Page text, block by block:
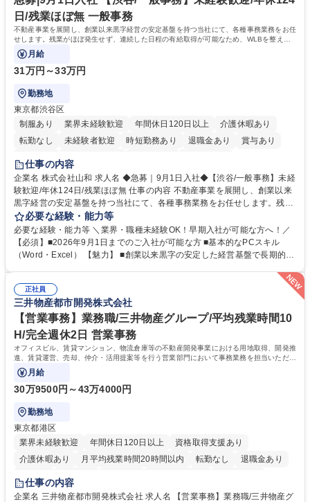
一種運転免許普通自動車
日/残業ほぼ無 一般事務
不動産事業を展開し、創業以来黒字経営の安定基盤を持つ当社にて、各種事務業務をお任
せします。残業がほぼ発生せず、連続した日程の有給取得が可能なため、WLBを整えた
い方にお勧めの環境です！
月給
31万円～33万円
勤務地
東京都渋谷区
制服あり
業界未経験歓迎 年間休日120日以上
介護休暇あり
転勤なし
未経験者歓迎 時短勤務あり 退職金あり
賞与あり
育休あり
完全週休2日制
仕事の内容
企業名 株式会社山和 求人名 ◆急募｜9月1日入社◆【渋谷/一般事務】未経
験歓迎/年休124日/残業ほぼ無 仕事の内容 不動産事業を展開し、創業以来
黒字経営の安定基盤を持つ当社にて、各種事務業務をお任せします。残業
がほぼ発生せず、連続した日程の有給取得が可能なため、WLBを整えたい
方にお勧めの環境です！ 入社後はOJTを通じて丁寧に研修を行いますの
で、事務未経験の方でも安心して臨むことができます。 【業務詳細】■電
話・来客対応 ■物件の鍵や社内の備品管理 ■データ入力や書類作成 ■契約
必要な経験・能力等
必要な経験・能力等 ＼業界・職種未経験OK！早期入社が可能な方へ！／
【必須】■2026年9月1日までのご入社が可能な方 ■基本的なPCスキル
（Word・Excel） 【魅力】 ■創業以来黒字の安定した経営基盤で長期的に
両立が可能 ■有給取得を積極的に推奨、年間10日程度の取得実績 ■1ヶ月
のOJTで業務を習得可能、未経験でもしっかりサポート 学歴・資格 学
歴：大学院 大学 高専 短大 語学力： 資格：
正社員
三井物産都市開発株式会社
【営業事務】業務職/三井物産グループ/平均残業時間10
H/完全週休2日 営業事務
オフィスビル、賃貸マンション、物流倉庫等の不動産開発事業における用地取得、開発推
進、賃貸運営、売却、仲介・活用提案等を行う営業部門において事務業務を担当いただき
ます。
月給
30万9500円～43万4000円
勤務地
東京都港区
業界未経験歓迎
年間休日120日以上
資格取得支援あり
介護休暇あり
月平均残業時間20時間以内 転勤なし
退職金あり
在宅OK
賞与あり
駅近5分以内
土日祝休み 寮・社宅あり
仕事の内容
企業名 三井物産都市開発株式会社 求人名 【営業事務】業務職/三井物産グ